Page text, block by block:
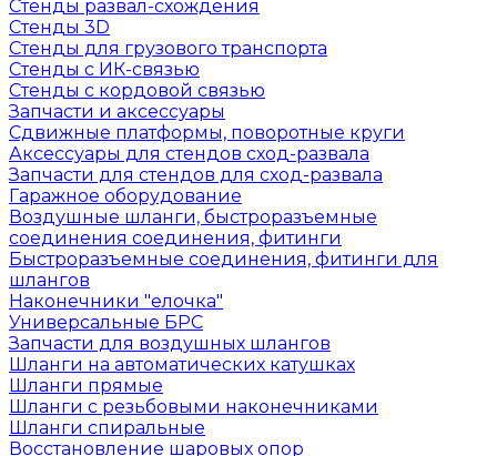
Стенды развал-схождения
Стенды 3D
Стенды для грузового транспорта
Стенды с ИК-связью
Стенды с кордовой связью
Запчасти и аксессуары
Сдвижные платформы, поворотные круги
Аксессуары для стендов сход-развала
Запчасти для стендов для сход-развала
Гаражное оборудование
Воздушные шланги, быстроразъемные
соединения соединения, фитинги
Быстроразъемные соединения, фитинги для
шлангов
Наконечники "елочка"
Универсальные БРС
Запчасти для воздушных шлангов
Шланги на автоматических катушках
Шланги прямые
Шланги с резьбовыми наконечниками
Шланги спиральные
Восстановление шаровых опор